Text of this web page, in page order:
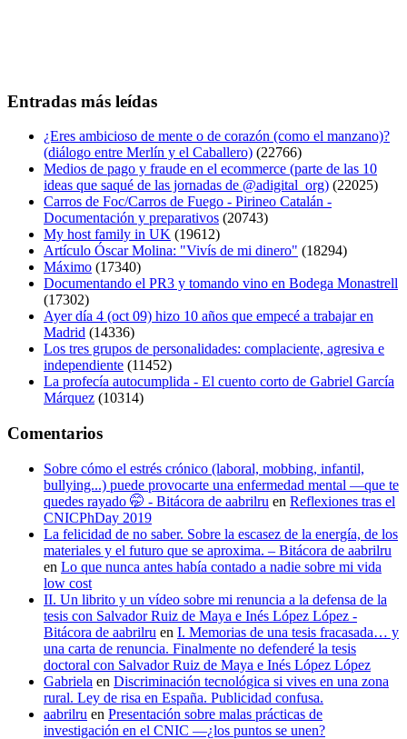
Entradas más leídas
¿Eres ambicioso de mente o de corazón (como el manzano)?
(diálogo entre Merlín y el Caballero) (22766)
Medios de pago y fraude en el ecommerce (parte de las 10
ideas que saqué de las jornadas de @adigital_org) (22025)
Carros de Foc/Carros de Fuego - Pirineo Catalán -
Documentación y preparativos (20743)
My host family in UK (19612)
Artículo Óscar Molina: "Vivís de mi dinero" (18294)
Máximo (17340)
Documentando el PR3 y tomando vino en Bodega Monastrell
(17302)
Ayer día 4 (oct 09) hizo 10 años que empecé a trabajar en
Madrid (14336)
Los tres grupos de personalidades: complaciente, agresiva e
independiente (11452)
La profecía autocumplida - El cuento corto de Gabriel García
Márquez (10314)
Comentarios
Sobre cómo el estrés crónico (laboral, mobbing, infantil,
bullying...) puede provocarte una enfermedad mental —que te
quedes rayado 🤭 - Bitácora de aabrilru en Reflexiones tras el
CNICPhDay 2019
La felicidad de no saber. Sobre la escasez de la energía, de los
materiales y el futuro que se aproxima. – Bitácora de aabrilru
en Lo que nunca antes había contado a nadie sobre mi vida
low cost
II. Un librito y un vídeo sobre mi renuncia a la defensa de la
tesis con Salvador Ruiz de Maya e Inés López López -
Bitácora de aabrilru en I. Memorias de una tesis fracasada… y
una carta de renuncia. Finalmente no defenderé la tesis
doctoral con Salvador Ruiz de Maya e Inés López López
Gabriela en Discriminación tecnológica si vives en una zona
rural. Ley de risa en España. Publicidad confusa.
aabrilru en Presentación sobre malas prácticas de
investigación en el CNIC —¿los puntos se unen?